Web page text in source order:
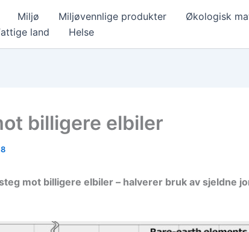
Miljø Miljøvennlige produkter Økologisk
land Helse
billigere elbiler
mot billigere elbiler – halverer bruk av sjeldne